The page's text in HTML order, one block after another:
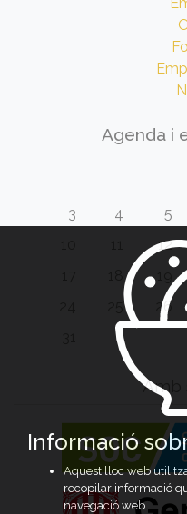
Agenda i
3
4 5
12
26
Amb
Informació
Aquest lloc web
recopilar informació
navegació web.